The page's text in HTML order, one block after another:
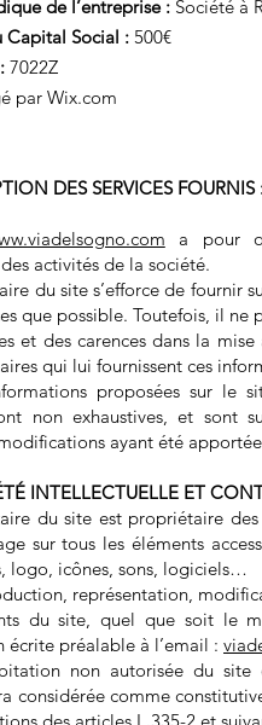
de l’entreprise : Société à
Capital Social : 500€
7022Z
par Wix.com
DES SERVICES FOURNIS
a pour
activités de la société.
du site s’efforce de fournir
que possible. Toutefois, il
et des carences dans la
qui lui fournissent ces
proposées sur le
non exhaustives, et sont
ayant été
INTELLECTUELLE ET
du site est propriétaire
sur tous les éléments
logo, icônes, sons, logiciels…
représentation,
du site, quel que soit le
écrite préalable à l’email :
non autorisée du site
considérée comme